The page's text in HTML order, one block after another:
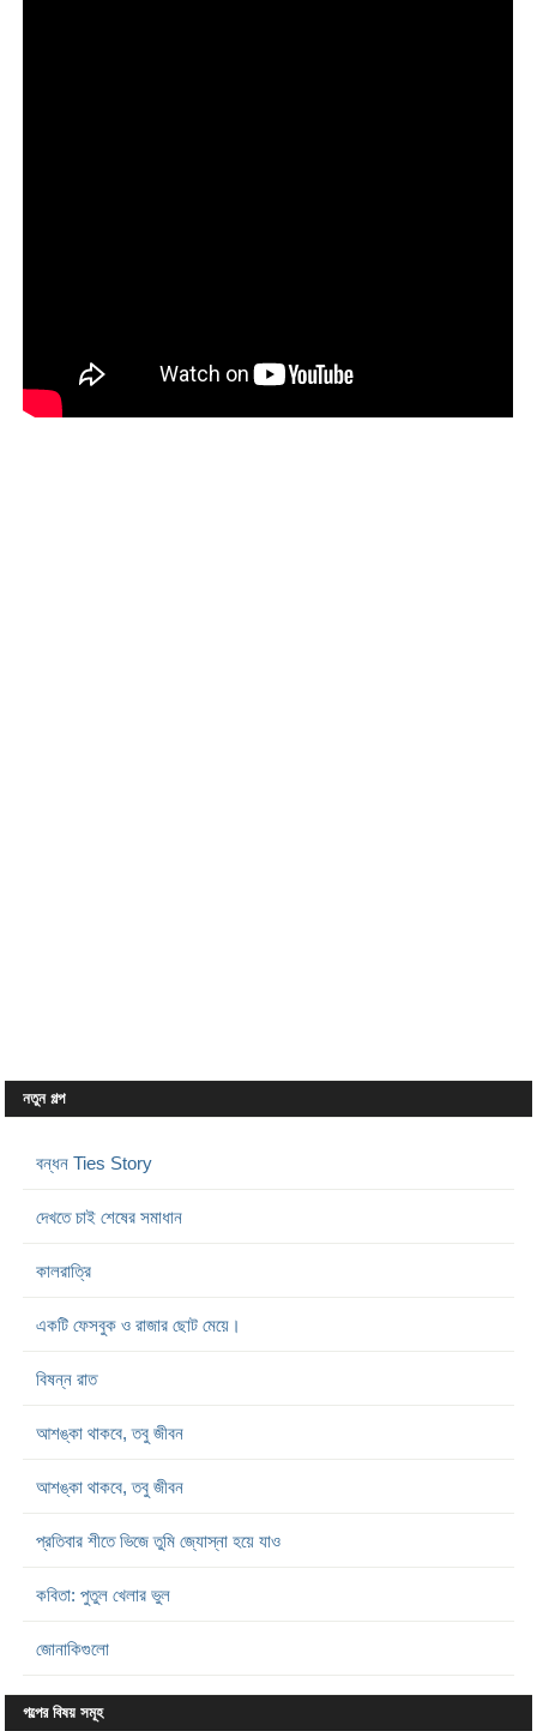
নতুন গল্প
বন্ধন Ties Story
দেখতে চাই শেষের সমাধান
কালরাত্রি
একটি ফেসবুক ও রাজার ছোট মেয়ে।
বিষন্ন রাত
আশঙ্কা থাকবে, তবু জীবন
আশঙ্কা থাকবে, তবু জীবন
প্রতিবার শীতে ভিজে তুমি জ্যোস্না হয়ে যাও
কবিতা: পুতুল খেলার ভুল
জোনাকিগুলো
গল্পের বিষয় সমূহ